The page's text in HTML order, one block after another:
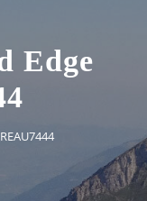
Edge